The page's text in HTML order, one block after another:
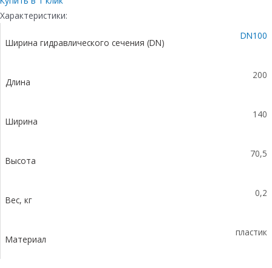
LINE
DN100
пластиковая,
ф110
Характеристики:
Ширина гидравлического сечения (DN)
DN100
Длина
200
Ширина
140
Высота
70,5
Вес, кг
0,2
Материал
пластик